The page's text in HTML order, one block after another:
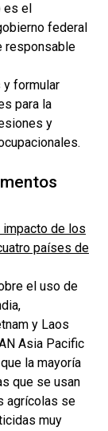
es el
federal
responsable
formular
para la
y
impacto de los
países de
el uso de
y Laos
Asia Pacific
la mayoría
que se usan
agrícolas se
muy